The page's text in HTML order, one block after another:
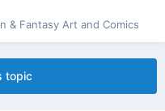
& Fantasy Art and Comics
topic